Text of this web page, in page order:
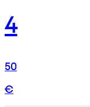
4
50
€